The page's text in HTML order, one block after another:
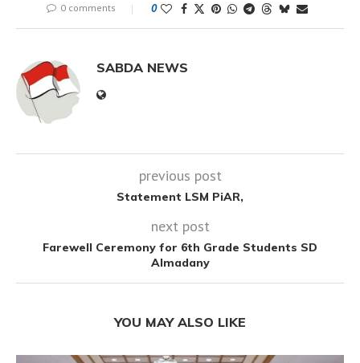
0 comments 0
SABDA NEWS
previous post
Statement LSM PiAR,
next post
Farewell Ceremony for 6th Grade Students SD
Almadany
YOU MAY ALSO LIKE